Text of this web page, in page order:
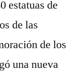
estatuas de
de las
de los
una nueva